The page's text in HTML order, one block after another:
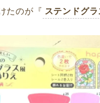
たのが『 ステンドグ